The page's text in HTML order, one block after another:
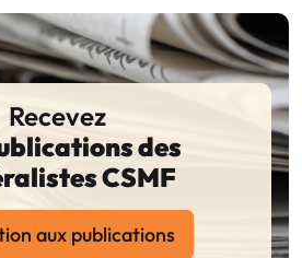
Recevez
des
CSMF
aux publications